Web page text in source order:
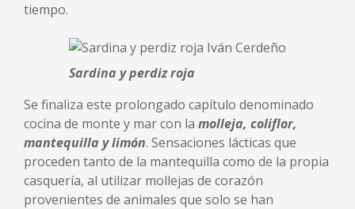
tiempo.
Sardina y perdiz roja
Se finaliza este prolongado capítulo denominado
cocina de monte y mar con la molleja, coliflor,
mantequilla y limón. Sensaciones lácticas que
proceden tanto de la mantequilla como de la propia
casquería, al utilizar mollejas de corazón
provenientes de animales que solo se han